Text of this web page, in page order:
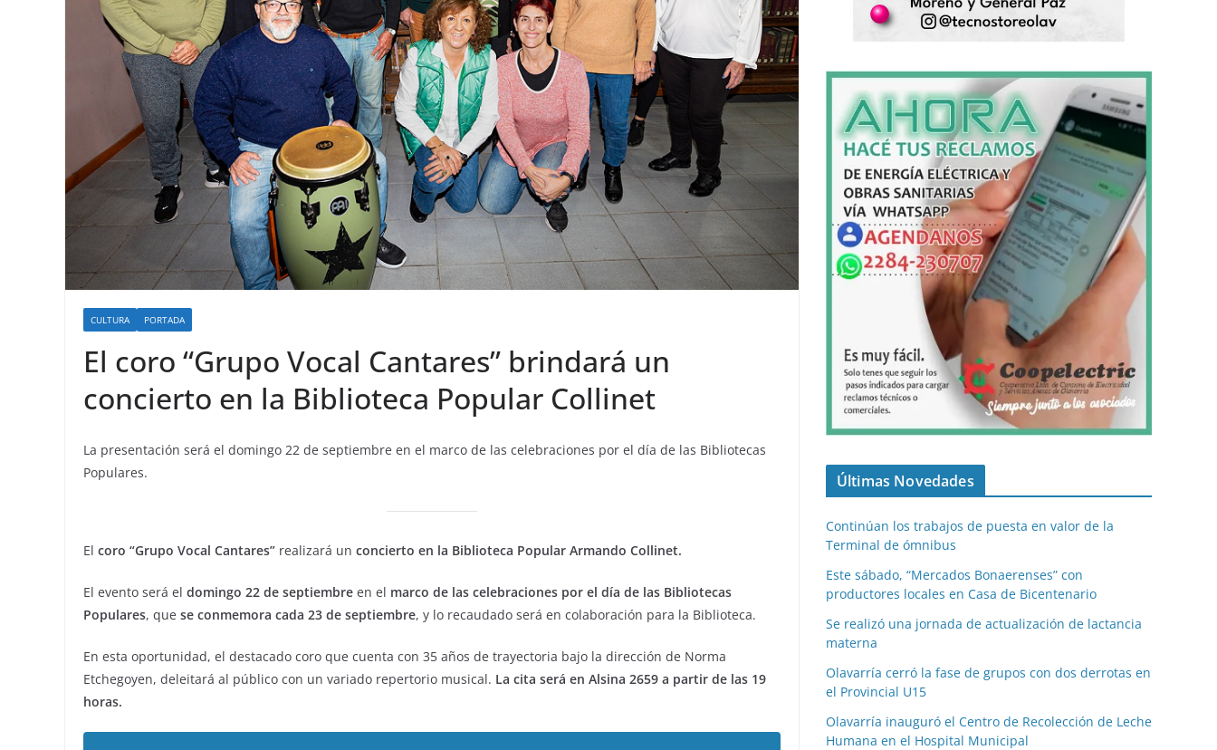
CULTURA PORTADA
El coro “Grupo Vocal Cantares” brindará un
concierto en la Biblioteca Popular Collinet
La presentación será el domingo 22 de septiembre en el marco de las celebraciones por el día de las Bibliotecas
Populares.
El coro “Grupo Vocal Cantares” realizará un concierto en la Biblioteca Popular Armando Collinet.
El evento será el domingo 22 de septiembre en el marco de las celebraciones por el día de las Bibliotecas
Populares, que se conmemora cada 23 de septiembre, y lo recaudado será en colaboración para la Biblioteca.
En esta oportunidad, el destacado coro que cuenta con 35 años de trayectoria bajo la dirección de Norma
Etchegoyen, deleitará al público con un variado repertorio musical. La cita será en Alsina 2659 a partir de las 19
horas.
Últimas Novedades
Continúan los trabajos de puesta en valor de la
Terminal de ómnibus
Este sábado, “Mercados Bonaerenses” con
productores locales en Casa de Bicentenario
Se realizó una jornada de actualización de lactancia
materna
Olavarría cerró la fase de grupos con dos derrotas en
el Provincial U15
Olavarría inauguró el Centro de Recolección de Leche
Humana en el Hospital Municipal